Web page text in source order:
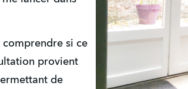
comprendre si ce
provient
de